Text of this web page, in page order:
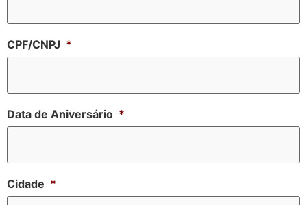
CPF/CNPJ *
Data de Aniversário *
Cidade *